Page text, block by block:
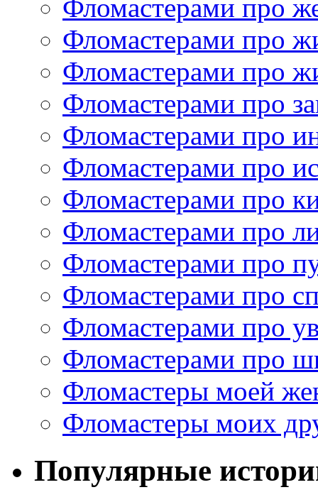
Фломастерами про
Фломастерами про
Фломастерами про
Фломастерами про
Фломастерами про
Фломастерами про
Фломастерами про
Фломастерами про
Фломастерами про
Фломастерами про
Фломастерами про
Фломастерами про
Фломастеры моей
Фломастеры моих
Популярные